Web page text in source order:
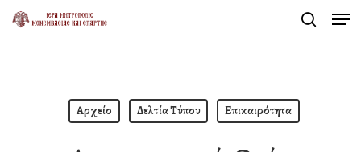
Skip
Αρχείο Δελτία Τύπου Επικαιρότητα